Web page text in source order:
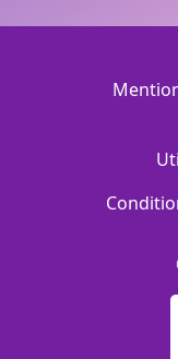
Menu